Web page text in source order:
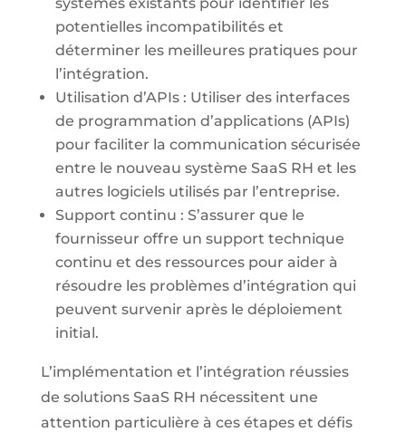
potentielles incompatibilités et
déterminer les meilleures pratiques pour
l’intégration.
Utilisation d’APIs : Utiliser des interfaces
de programmation d’applications (APIs)
pour faciliter la communication sécurisée
entre le nouveau système SaaS RH et les
autres logiciels utilisés par l’entreprise.
Support continu : S’assurer que le
fournisseur offre un support technique
continu et des ressources pour aider à
résoudre les problèmes d’intégration qui
peuvent survenir après le déploiement
initial.
L’implémentation et l’intégration réussies
de solutions SaaS RH nécessitent une
attention particulière à ces étapes et défis